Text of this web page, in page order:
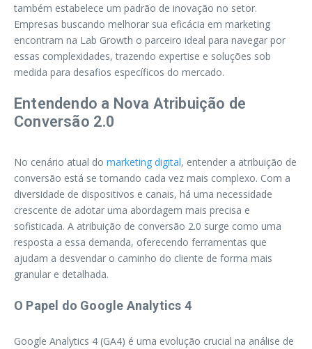
também estabelece um padrão de inovação no setor.
Empresas buscando melhorar sua eficácia em marketing
encontram na Lab Growth o parceiro ideal para navegar por
essas complexidades, trazendo expertise e soluções sob
medida para desafios específicos do mercado.
Entendendo a Nova Atribuição de
Conversão 2.0
No cenário atual do marketing digital, entender a atribuição de
conversão está se tornando cada vez mais complexo. Com a
diversidade de dispositivos e canais, há uma necessidade
crescente de adotar uma abordagem mais precisa e
sofisticada. A atribuição de conversão 2.0 surge como uma
resposta a essa demanda, oferecendo ferramentas que
ajudam a desvendar o caminho do cliente de forma mais
granular e detalhada.
O Papel do Google Analytics 4
Google Analytics 4 (GA4) é uma evolução crucial na análise de